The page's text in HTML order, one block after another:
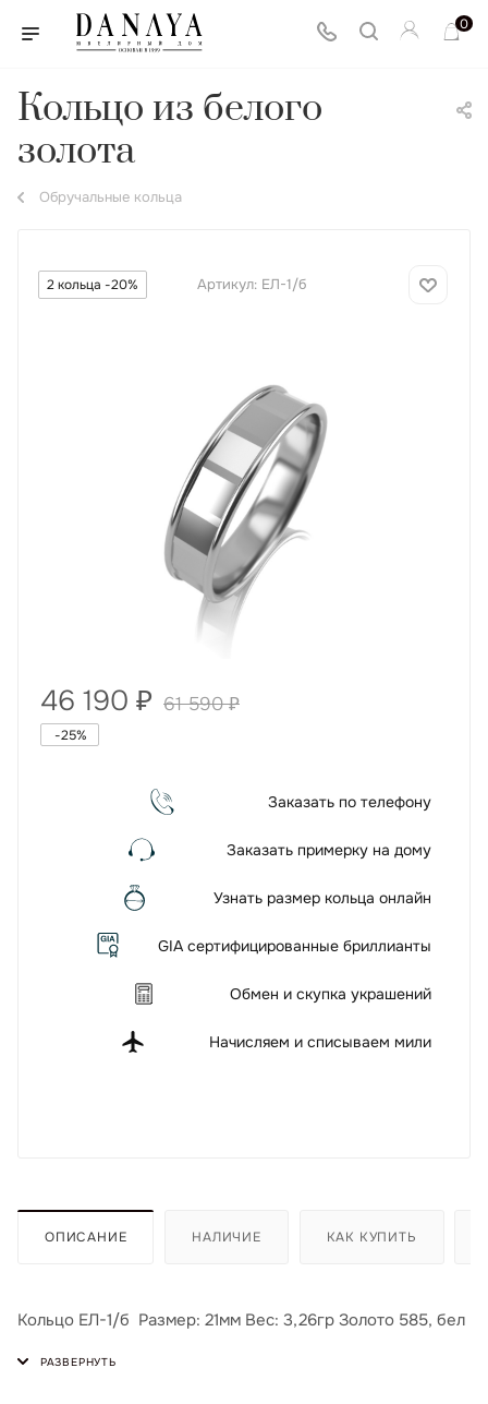
0
Кольцо из белого
золота
Обручальные кольца
2 кольца -20% Артикул: ЕЛ-1/б
46 190 ₽ 61 590₽
-25%
Заказать по телефону
Заказать примерку на дому
Узнать размер кольца онлайн
GIA сертифицированные бриллианты
Обмен и скупка украшений
Начисляем и списываем мили
ОПИСАНИЕ НАЛИЧИЕ КАК КУПИТЬ
Кольцо ЕЛ-1/б Размер: 21мм Вес: 3,26гр Золото 585, бел